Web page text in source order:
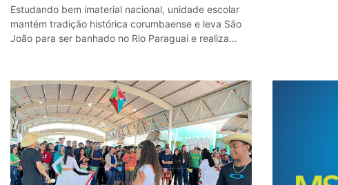
Estudando bem imaterial nacional, unidade escolar
mantém tradição histórica corumbaense e leva São
João para ser banhado no Rio Paraguai e realiza